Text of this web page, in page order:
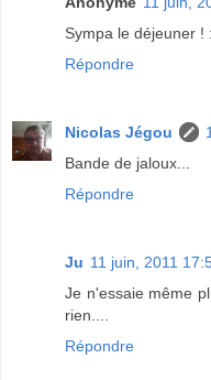
Sympa le déjeuner !
Répondre
Nicolas Jégou
Bande de jaloux...
Répondre
Ju 11 juin, 2011
Je n'essaie même
rien....
Répondre